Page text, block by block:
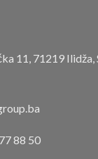
11, 71219 Ilidža,
88 50